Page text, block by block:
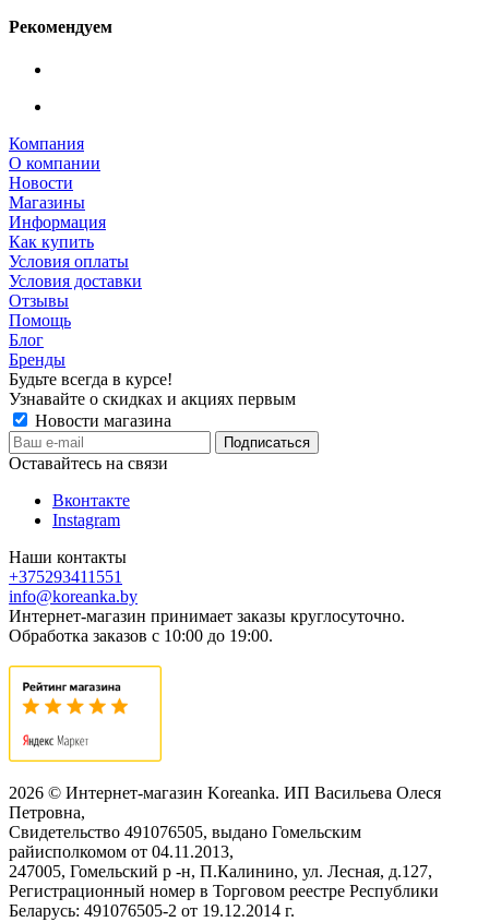
Рекомендуем
Компания
О компании
Новости
Магазины
Информация
Как купить
Условия оплаты
Условия доставки
Отзывы
Помощь
Блог
Бренды
Будьте всегда в курсе!
Узнавайте о скидках и акциях первым
Новости магазина
Оставайтесь на связи
Вконтакте
Instagram
Наши контакты
+375293411551
info@koreanka.by
Интернет-магазин принимает заказы круглосуточно.
Обработка заказов с 10:00 до 19:00.
2026 © Интернет-магазин Koreanka. ИП Васильева Олеся
Петровна,
Свидетельство ‎491076505, выдано Гомельским
райисполкомом от 04.11.2013,
247005, Гомельский р -н, П.Калинино, ул. Лесная, д.127,
Регистрационный номер в Торговом реестре Республики
Беларусь: ‎491076505-2 от 19.12.2014 г.